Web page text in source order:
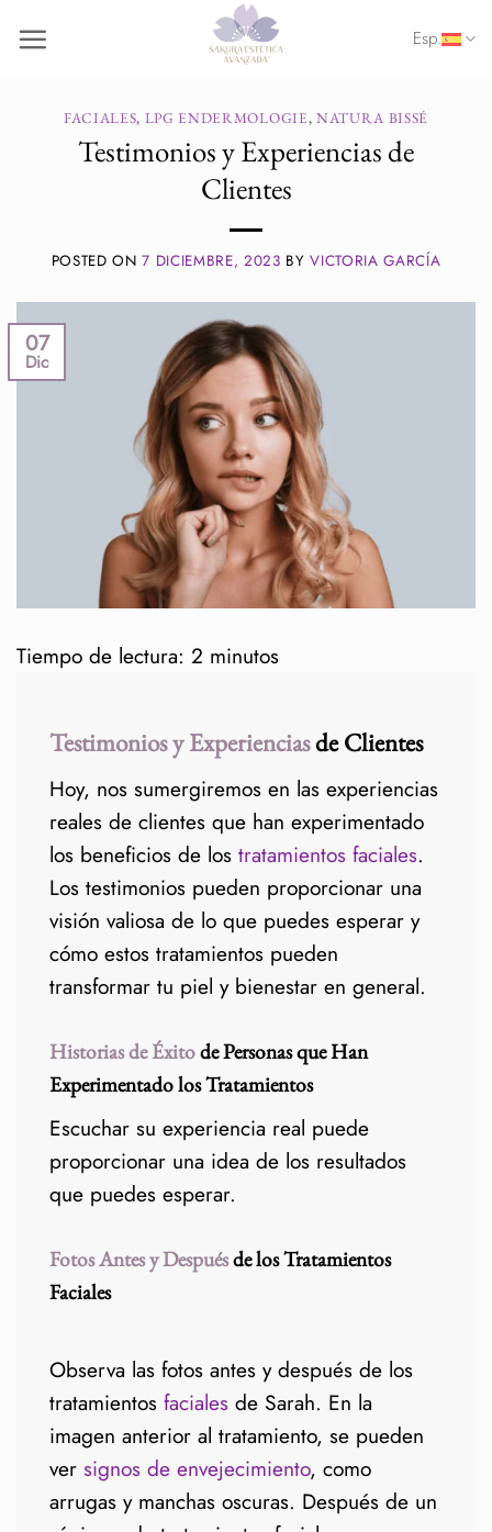
Esp.
FACIALES, LPG ENDERMOLOGIE, NATURA BISSÉ
Testimonios y Experiencias de
Clientes
POSTED ON7 DICIEMBRE, 2023 BYVICTORIA GARCÍA
07
Dic
Tiempo de lectura: 2 minutos
Testimonios y Experienciasde Clientes
Hoy, nos sumergiremos en las experiencias
reales de clientes que han experimentado
los beneficios de los tratamientos faciales.
Los testimonios pueden proporcionar una
visión valiosa de lo que puedes esperar y
cómo estos tratamientos pueden
transformar tu piel y bienestar en general.
Historias de Éxitode Personas que Han
Experimentado los Tratamientos
Escuchar su experiencia real puede
proporcionar una idea de los resultados
que puedes esperar.
Fotos Antes y Despuésde los Tratamientos
Faciales
Observa las fotos antes y después de los
tratamientos faciales de Sarah. En la
imagen anterior al tratamiento, se pueden
ver signos de envejecimiento, como
arrugas y manchas oscuras. Después de un